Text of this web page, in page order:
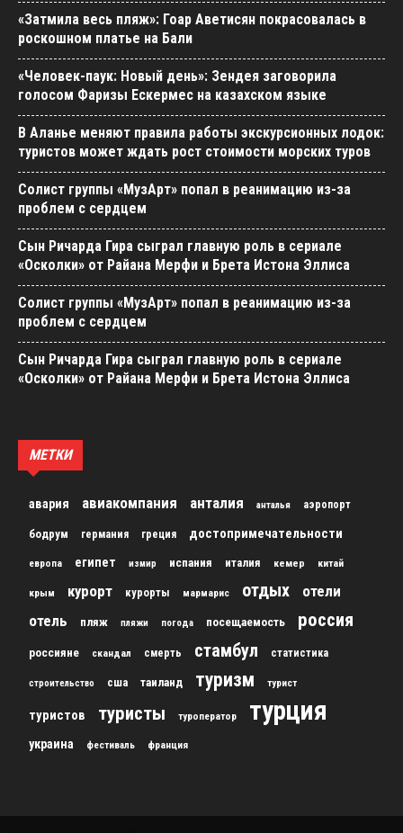
«Затмила весь пляж»: Гоар Аветисян покрасовалась в
роскошном платье на Бали
«Человек-паук: Новый день»: Зендея заговорила
голосом Фаризы Ескермес на казахском языке
В Аланье меняют правила работы экскурсионных лодок:
туристов может ждать рост стоимости морских туров
Солист группы «МузАрт» попал в реанимацию из-за
проблем с сердцем
Сын Ричарда Гира сыграл главную роль в сериале
«Осколки» от Райана Мерфи и Брета Истона Эллиса
Солист группы «МузАрт» попал в реанимацию из-за
проблем с сердцем
Сын Ричарда Гира сыграл главную роль в сериале
«Осколки» от Райана Мерфи и Брета Истона Эллиса
МЕТКИ
авария авиакомпания анталия анталья аэропорт
бодрум германия греция достопримечательности
европа египет измир испания италия кемер китай
крым курорт курорты мармарис отдых
отели
отель
пляж пляжи погода посещаемость россия
россияне скандал смерть стамбул статистика
строительство сша таиланд туризм турист
туристов туристы туроператор турция
украина фестиваль франция